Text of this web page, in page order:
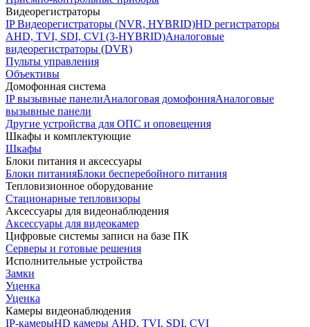
Видеорегистраторы
IP Видеорегистраторы (NVR, HYBRID)HD регистраторы
AHD, TVI, SDI, CVI (3-HYBRID)Аналоговые
видеорегистраторы (DVR)
Пульты управления
Объективы
Домофонная система
IP вызывные панелиАналоговая домофонияАналоговые
вызывные панели
Другие устройства для ОПС и оповещения
Шкафы и комплектующие
Шкафы
Блоки питания и аксессуары
Блоки питанияБлоки бесперебойного питания
Тепловизионное оборудование
Стационарные тепловизоры
Аксессуары для видеонаблюдения
Аксессуары для видеокамер
Цифровые системы записи на базе ПК
Серверы и готовые решения
Исполнительные устройства
Замки
Уценка
Уценка
Камеры видеонаблюдения
IP-камерыHD камеры AHD, TVI, SDI, CVI